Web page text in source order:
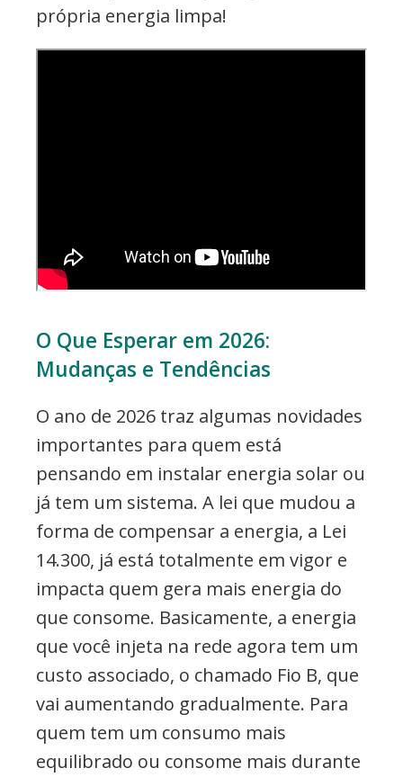
própria energia limpa!
O Que Esperar em 2026:
Mudanças e Tendências
O ano de 2026 traz algumas novidades
importantes para quem está
pensando em instalar energia solar ou
já tem um sistema. A lei que mudou a
forma de compensar a energia, a Lei
14.300, já está totalmente em vigor e
impacta quem gera mais energia do
que consome. Basicamente, a energia
que você injeta na rede agora tem um
custo associado, o chamado Fio B, que
vai aumentando gradualmente. Para
quem tem um consumo mais
equilibrado ou consome mais durante